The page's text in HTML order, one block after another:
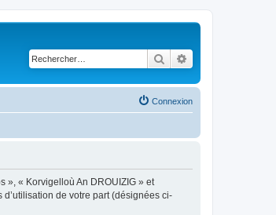
Rechercher
Connexion
», « Korvigelloù An DROUIZIG » et
de votre part (désignées ci-